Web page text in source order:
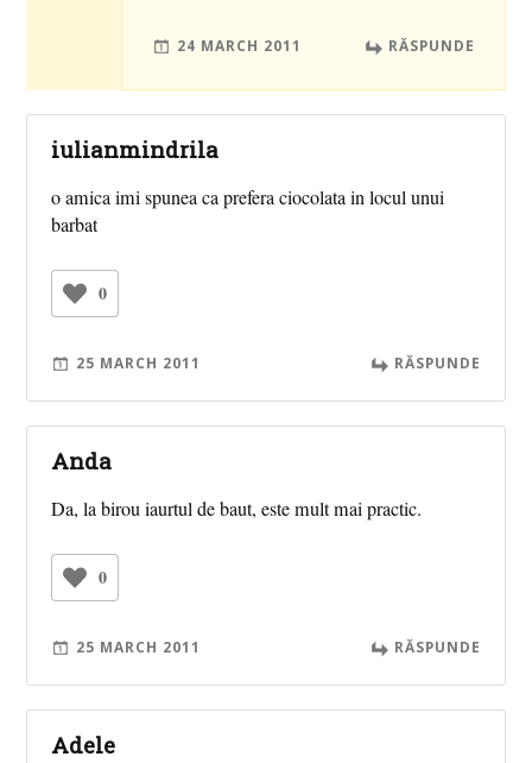
24 MARCH 2011 RĂSPUNDE
iulianmindrila
o amica imi spunea ca prefera ciocolata in locul unui
barbat
0
25 MARCH 2011 RĂSPUNDE
Anda
Da, la birou iaurtul de baut, este mult mai practic.
0
25 MARCH 2011 RĂSPUNDE
Adele